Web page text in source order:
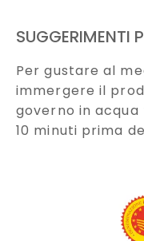
SUGGERIMENTI
Per gustare al
immergere il
governo in
10 minuti prima